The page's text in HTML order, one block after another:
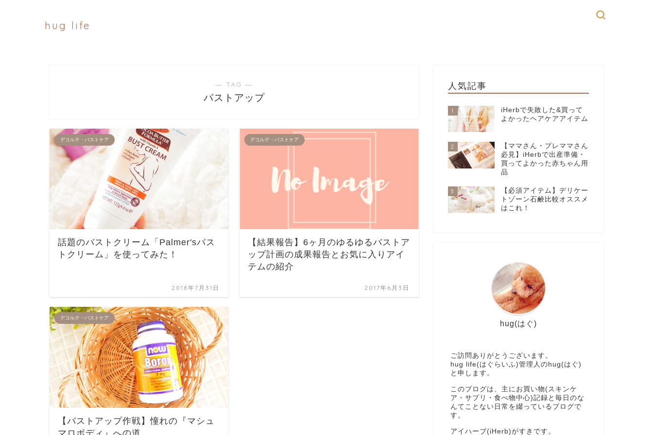
hug life
― TAG ―
バストアップ
デコルテ・バストケア
話題のバストクリーム「Palmer'sバス
トクリーム」を使ってみた！
2018年7月31日
デコルテ・バストケア
【結果報告】6ヶ月のゆるゆるバストア
ップ計画の成果報告とお気に入りアイ
テムの紹介
2017年6月3日
デコルテ・バストケア
【バストアップ作戦】憧れの『マシュ
マロボディ』への道
人気記事
1
iHerbで失敗した&買って
よかったヘアケアアイテム
2
【ママさん・プレママさん
必見】iHerbで出産準備・
買ってよかった赤ちゃん用
品
3
【必須アイテム】デリケー
トゾーン石鹸比較オススメ
はこれ！
hug(はぐ)
ご訪問ありがとうございます。
hug life(はぐらいふ)管理人のhug(はぐ)
と申します。
このブログは、主にお買い物(スキンケ
ア・サプリ・食べ物中心)記録と毎日のな
んてことない日常を綴っているブログで
す。
アイハーブ(iHerb)がすきです。